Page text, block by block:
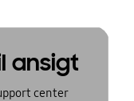
ansigt
center